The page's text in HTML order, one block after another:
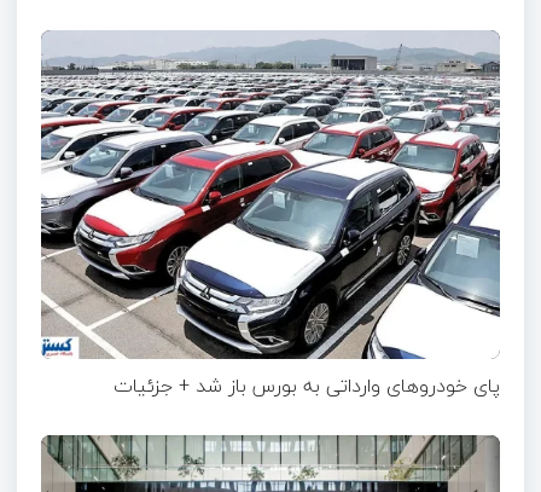
پای خودروهای وارداتی به بورس باز شد + جزئیات